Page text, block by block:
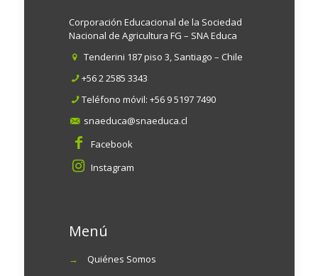
Corporación Educacional de la Sociedad
Nacional de Agricultura FG – SNA Educa
Tenderini 187 piso 3, Santiago – Chile
+56 2 2585 3343
Teléfono móvil: +56 9 5197 7490
snaeduca@snaeduca.cl
Facebook
Instagram
Menú
→
Quiénes Somos